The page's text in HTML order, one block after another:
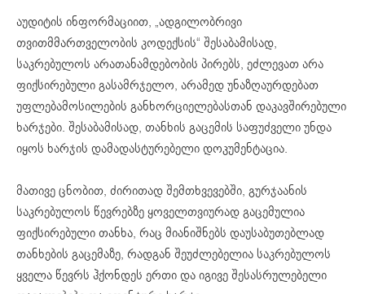
აუდიტის ინფორმაციით, „ადგილობრივი
თვითმმართველობის კოდექსის“ შესაბამისად,
საკრებულოს არათანამდებობის პირებს, ეძლევათ არა
ფიქსირებული გასამრჯელო, არამედ უნაზღაურდებათ
უფლებამოსილების განხორციელებასთან დაკავშირებული
ხარჯები. შესაბამისად, თანხის გაცემის საფუძველი უნდა
იყოს ხარჯის დამადასტურებელი დოკუმენტაცია.
მათივე ცნობით, ძირითად შემთხვევებში, გურჯაანის
საკრებულოს წევრებზე ყოველთვიურად გაცემულია
ფიქსირებული თანხა, რაც მიანიშნებს დაუსაბუთებლად
თანხების გაცემაზე, რადგან შეუძლებელია საკრებულოს
ყველა წევრს ჰქონდეს ერთი და იგივე შესასრულებელი